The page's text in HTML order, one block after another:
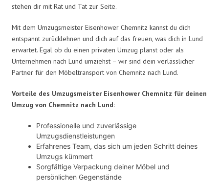
stehen dir mit Rat und Tat zur Seite.
Mit dem Umzugsmeister Eisenhower Chemnitz kannst du dich
entspannt zurücklehnen und dich auf das freuen, was dich in Lund
erwartet. Egal ob du einen privaten Umzug planst oder als
Unternehmen nach Lund umziehst – wir sind dein verlässlicher
Partner für den Möbeltransport von Chemnitz nach Lund.
Vorteile des Umzugsmeister Eisenhower Chemnitz für deinen
Umzug von Chemnitz nach Lund:
Professionelle und zuverlässige
Umzugsdienstleistungen
Erfahrenes Team, das sich um jeden Schritt deines
Umzugs kümmert
Sorgfältige Verpackung deiner Möbel und
persönlichen Gegenstände